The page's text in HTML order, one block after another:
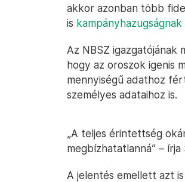
akkor azonban több
is
Az NBSZ
hogy az oroszok igenis
mennyiségű adathoz
személyes adataihoz is.
„A teljes érintettség
megbízhatatlanná” –
A jelentés emellett azt